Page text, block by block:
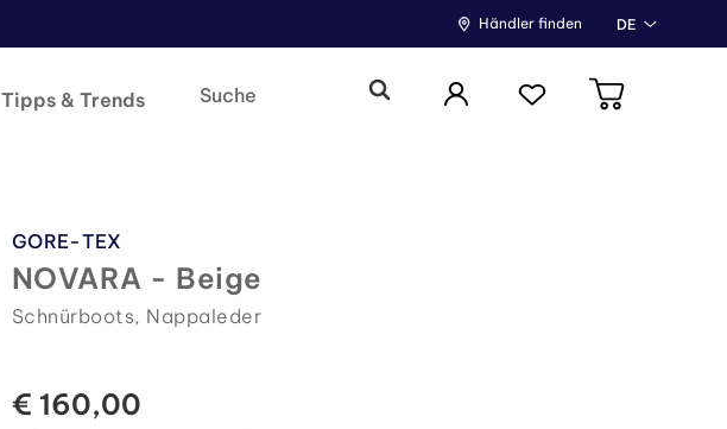
Händler finden DE
Tipps & Trends
GORE-TEX
NOVARA - Beige
Schnürboots, Nappaleder
€ 160,00